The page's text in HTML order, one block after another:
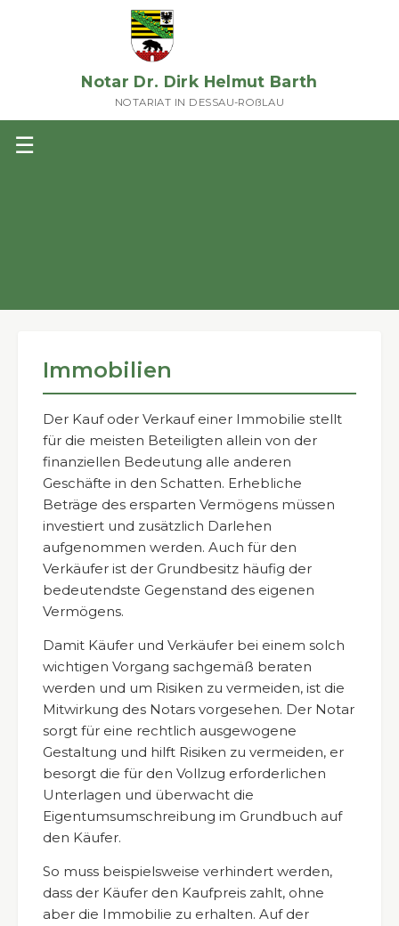
Notar Dr. Dirk Helmut Barth
NOTARIAT IN DESSAU-ROßLAU
☰
Immobilien
Der Kauf oder Verkauf einer Immobilie stellt
für die meisten Beteiligten allein von der
finanziellen Bedeutung alle anderen
Geschäfte in den Schatten. Erhebliche
Beträge des ersparten Vermögens müssen
investiert und zusätzlich Darlehen
aufgenommen werden. Auch für den
Verkäufer ist der Grundbesitz häufig der
bedeutendste Gegenstand des eigenen
Vermögens.
Damit Käufer und Verkäufer bei einem solch
wichtigen Vorgang sachgemäß beraten
werden und um Risiken zu vermeiden, ist die
Mitwirkung des Notars vorgesehen. Der Notar
sorgt für eine rechtlich ausgewogene
Gestaltung und hilft Risiken zu vermeiden, er
besorgt die für den Vollzug erforderlichen
Unterlagen und überwacht die
Eigentumsumschreibung im Grundbuch auf
den Käufer.
So muss beispielsweise verhindert werden,
dass der Käufer den Kaufpreis zahlt, ohne
aber die Immobilie zu erhalten. Auf der